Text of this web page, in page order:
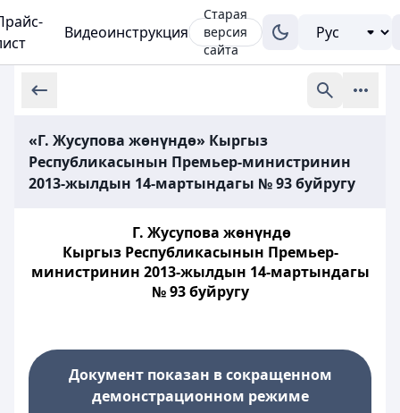
Видеоинструкция
Старая
версия
сайта
«Г. Жусупова жөнүндө» Кыргыз
Республикасынын Премьер-министринин
2013-жылдын 14-мартындагы № 93 буйругу
Г. Жусупова жөнүндө
Кыргыз Республикасынын Премьер-
министринин 2013-жылдын 14-мартындагы
№ 93 буйругу
Документ показан в сокращенном
демонстрационном режиме